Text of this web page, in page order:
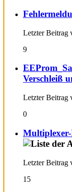
Letzter Beitrag
9
Verschleiß
Letzter Beitrag
0
Letzter Beitrag
15